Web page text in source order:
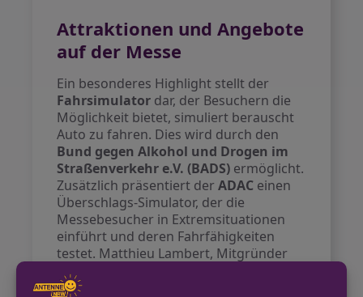
Attraktionen und Angebote
auf der Messe
Ein besonderes Highlight stellt der
Fahrsimulator dar, der Besuchern die
Möglichkeit bietet, simuliert berauscht
Auto zu fahren. Dies wird durch den
Bund gegen Alkohol und Drogen im
Straßenverkehr e.V. (BADS) ermöglicht.
Zusätzlich präsentiert derADAC einen
Überschlags-Simulator, der die
Messebesucher in Extremsituationen
einführt und deren Fahrfähigkeiten
testet. Matthieu Lambert, Mitgründer
der Messe, betont die Bedeutung eines
bewussten Umgangs mit Cannabis nach